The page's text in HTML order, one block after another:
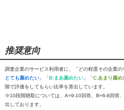
推奨意向
調査企業のサービス利用者に、「どの程度その企業
とても薦めたい 」「B:まあ薦めたい 」「C:あまり薦め
階で評価をしてもらい比率を算出しています。
※10段階聴取については、A=9-10回答、B=6-8回答
出しております。